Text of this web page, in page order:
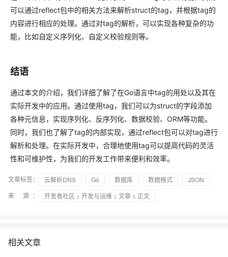
可以通过reflect包中的相关方法来解析struct的tag，并根据tag的
内容进行相应的处理。通过对tag的解析，可以实现各种复杂的功
能，比如自定义序列化、自定义校验规则等。
结语
通过本文的介绍，我们详细了解了在Go语言中tag的用处以及其在
实际开发中的应用。通过使用tag，我们可以为struct的字段添加
各种元信息，实现序列化、反序列化、数据校验、ORM等功能。
同时，我们也了解了tag的内部实现，通过reflect包可以对tag进行
解析和处理。在实际开发中，合理地使用tag可以提高代码的灵活
性和可维护性，为我们的开发工作带来便利和效率。
文章标签： 云解析DNS Go 数据库 数据格式
JSON
来 源：
开发者社区 > 开发与运维 > 文章 > 正文
相关文章